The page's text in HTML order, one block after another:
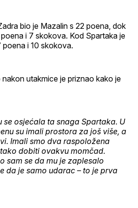
bio je Mazalin s 22 poena, dok
i 7 skokova. Kod Spartaka je
poena i 10 skokova.
nakon utakmice je priznao kako je
se osjećala ta snaga Spartaka. U
su imali prostora za još više, a
Imali smo dva raspoložena
dobiti ovakvu momčad.
sam se da mu je zaplesalo
da je samo udarac – to je prva